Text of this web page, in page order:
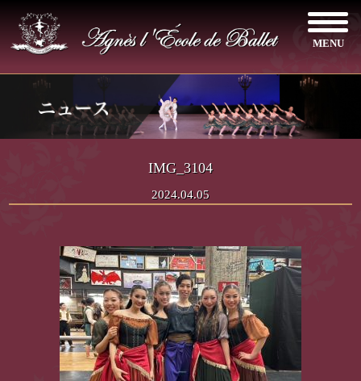
IMG_3104
2024.04.05
MENU